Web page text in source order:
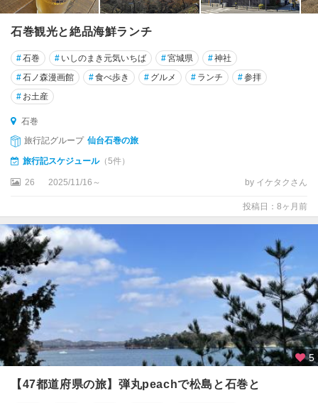
石巻観光と絶品海鮮ランチ
#石巻 # いしのまき元気いちば #宮城県 #神社
#石ノ森漫画館 #食べ歩き # グルメ # ランチ #参拝
# お土産
石巻
旅行記グループ 仙台石巻の旅
旅行記スケジュール（5件）
26 2025/11/16～ by イケタクさん
投稿日：8ヶ月前
5
【47都道府県の旅】弾丸peachで松島と石巻と